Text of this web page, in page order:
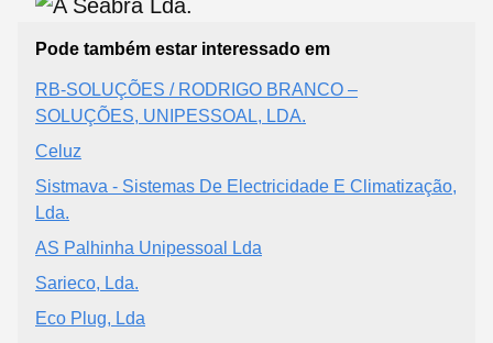
Pode também estar interessado em
RB-SOLUÇÕES / RODRIGO BRANCO –
SOLUÇÕES, UNIPESSOAL, LDA.
Celuz
Sistmava - Sistemas De Electricidade E Climatização,
Lda.
AS Palhinha Unipessoal Lda
Sarieco, Lda.
Eco Plug, Lda